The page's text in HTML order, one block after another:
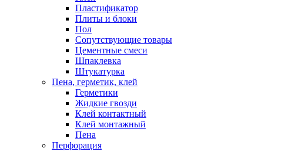
Пластификатор
Плиты и блоки
Пол
Сопутствующие товары
Цементные смеси
Шпаклевка
Штукатурка
Пена, герметик, клей
Герметики
Жидкие гвозди
Клей контактный
Клей монтажный
Пена
Перфорация